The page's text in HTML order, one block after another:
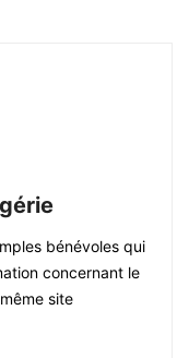
bénévoles qui
concernant le
site